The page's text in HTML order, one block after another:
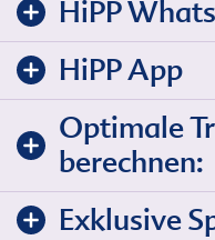
HiPP
HiPP App
Optimale
berechnen:
Exklusive